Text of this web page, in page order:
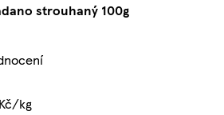
strouhaný 100g
kg